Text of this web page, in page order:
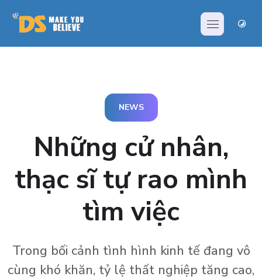
NEWS
Những cử nhân,
thạc sĩ tự rao mình
tìm việc
Trong bối cảnh tình hình kinh tế đang vô
cùng khó khăn, tỷ lệ thất nghiệp tăng cao,